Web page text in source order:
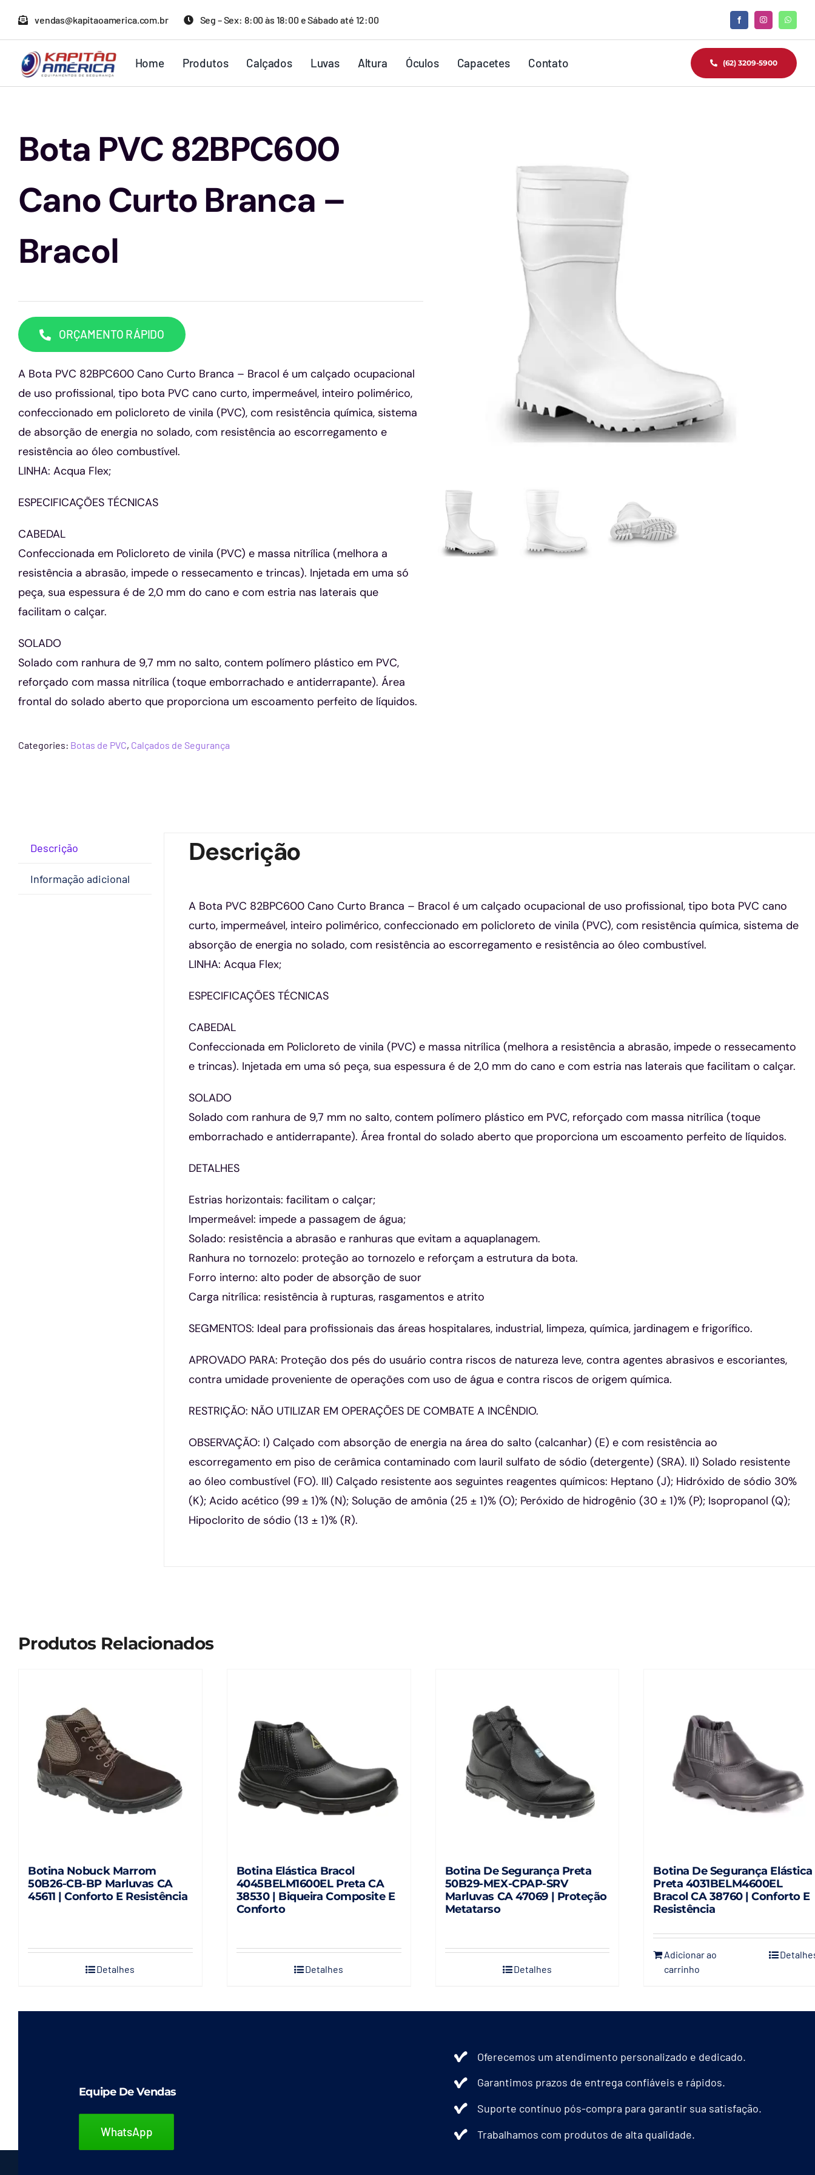
para
conteúdo
vendas@kapitaoamerica.com.br Seg – Sex: 8:00 às 18:00 e Sábado até 12:00
Home Produtos Calçados Luvas Altura Óculos Capacetes Contato (62) 3209-5900
Bota PVC 82BPC600
Cano Curto Branca –
Bracol
ORÇAMENTO RÁPIDO
A Bota PVC 82BPC600 Cano Curto Branca – Bracol é um calçado ocupacional
de uso profissional, tipo bota PVC cano curto, impermeável, inteiro polimérico,
confeccionado em policloreto de vinila (PVC), com resistência química, sistema
de absorção de energia no solado, com resistência ao escorregamento e
resistência ao óleo combustível.
LINHA: Acqua Flex;
ESPECIFICAÇÕES TÉCNICAS
CABEDAL
Confeccionada em Policloreto de vinila (PVC) e massa nitrílica (melhora a
resistência a abrasão, impede o ressecamento e trincas). Injetada em uma só
peça, sua espessura é de 2,0 mm do cano e com estria nas laterais que
facilitam o calçar.
SOLADO
Solado com ranhura de 9,7 mm no salto, contem polímero plástico em PVC,
reforçado com massa nitrílica (toque emborrachado e antiderrapante). Área
frontal do solado aberto que proporciona um escoamento perfeito de líquidos.
Categories: Botas de PVC, Calçados de Segurança
Descrição
Informação adicional
Descrição
A Bota PVC 82BPC600 Cano Curto Branca – Bracol é um calçado ocupacional de uso profissional, tipo bota PVC cano
curto, impermeável, inteiro polimérico, confeccionado em policloreto de vinila (PVC), com resistência química, sistema de
absorção de energia no solado, com resistência ao escorregamento e resistência ao óleo combustível.
LINHA: Acqua Flex;
ESPECIFICAÇÕES TÉCNICAS
CABEDAL
Confeccionada em Policloreto de vinila (PVC) e massa nitrílica (melhora a resistência a abrasão, impede o ressecamento
e trincas). Injetada em uma só peça, sua espessura é de 2,0 mm do cano e com estria nas laterais que facilitam o calçar.
SOLADO
Solado com ranhura de 9,7 mm no salto, contem polímero plástico em PVC, reforçado com massa nitrílica (toque
emborrachado e antiderrapante). Área frontal do solado aberto que proporciona um escoamento perfeito de líquidos.
DETALHES
Estrias horizontais: facilitam o calçar;
Impermeável: impede a passagem de água;
Solado: resistência a abrasão e ranhuras que evitam a aquaplanagem.
Ranhura no tornozelo: proteção ao tornozelo e reforçam a estrutura da bota.
Forro interno: alto poder de absorção de suor
Carga nitrílica: resistência à rupturas, rasgamentos e atrito
SEGMENTOS: Ideal para profissionais das áreas hospitalares, industrial, limpeza, química, jardinagem e frigorífico.
APROVADO PARA: Proteção dos pés do usuário contra riscos de natureza leve, contra agentes abrasivos e escoriantes,
contra umidade proveniente de operações com uso de água e contra riscos de origem química.
RESTRIÇÃO: NÃO UTILIZAR EM OPERAÇÕES DE COMBATE A INCÊNDIO.
OBSERVAÇÃO: I) Calçado com absorção de energia na área do salto (calcanhar) (E) e com resistência ao
escorregamento em piso de cerâmica contaminado com lauril sulfato de sódio (detergente) (SRA). II) Solado resistente
ao óleo combustível (FO). III) Calçado resistente aos seguintes reagentes químicos: Heptano (J); Hidróxido de sódio 30%
(K); Acido acético (99 ± 1)% (N); Solução de amônia (25 ± 1)% (O); Peróxido de hidrogênio (30 ± 1)% (P); Isopropanol (Q);
Hipoclorito de sódio (13 ± 1)% (R).
Produtos Relacionados
Botina Nobuck Marrom
50B26-CB-BP Marluvas CA
45611 | Conforto E Resistência
Detalhes
Botina Elástica Bracol
4045BELM1600EL Preta CA
38530 | Biqueira Composite E
Conforto
Detalhes
Botina De Segurança Preta
50B29-MEX-CPAP-SRV
Marluvas CA 47069 | Proteção
Metatarso
Detalhes
Botina De Segurança Elástica
Preta 4031BELM4600EL
Bracol CA 38760 | Conforto E
Resistência
Adicionar ao
carrinho
Equipe De Vendas
WhatsApp
Oferecemos um atendimento personalizado e dedicado.
Garantimos prazos de entrega confiáveis e rápidos.
Suporte contínuo pós-compra para garantir sua satisfação.
Trabalhamos com produtos de alta qualidade.